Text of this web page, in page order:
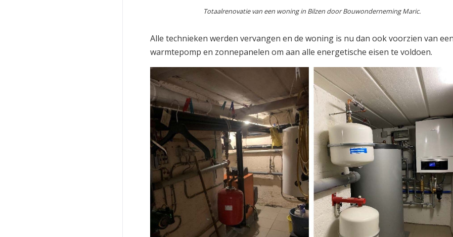
Totaalrenovatie van een woning in Bilzen door Bouwonderneming Maric.
Alle technieken werden vervangen en de woning is nu dan ook voorzien van
warmtepomp en zonnepanelen om aan alle energetische eisen te voldoen.